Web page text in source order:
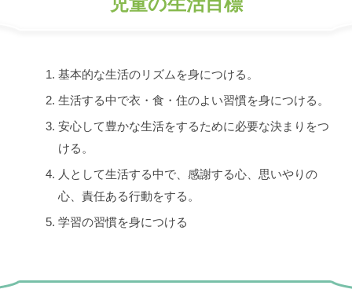
基本的な生活のリズムを身につける。
生活する中で衣・食・住のよい習慣を身につける。
安心して豊かな生活をするために必要な決まりをつ
ける。
人として生活する中で、感謝する心、思いやりの
心、責任ある行動をする。
学習の習慣を身につける